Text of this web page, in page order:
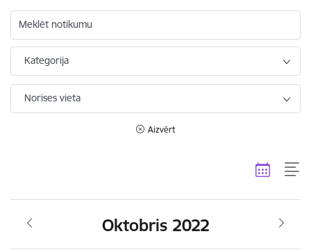
Meklēt notikumu
Kategorija
Norises vieta
Aizvērt
Oktobris 2022